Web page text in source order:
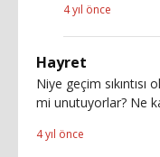
4 yıl önce
Hayret
Niye geçim
mi unutuyorlar? Ne
4 yıl önce